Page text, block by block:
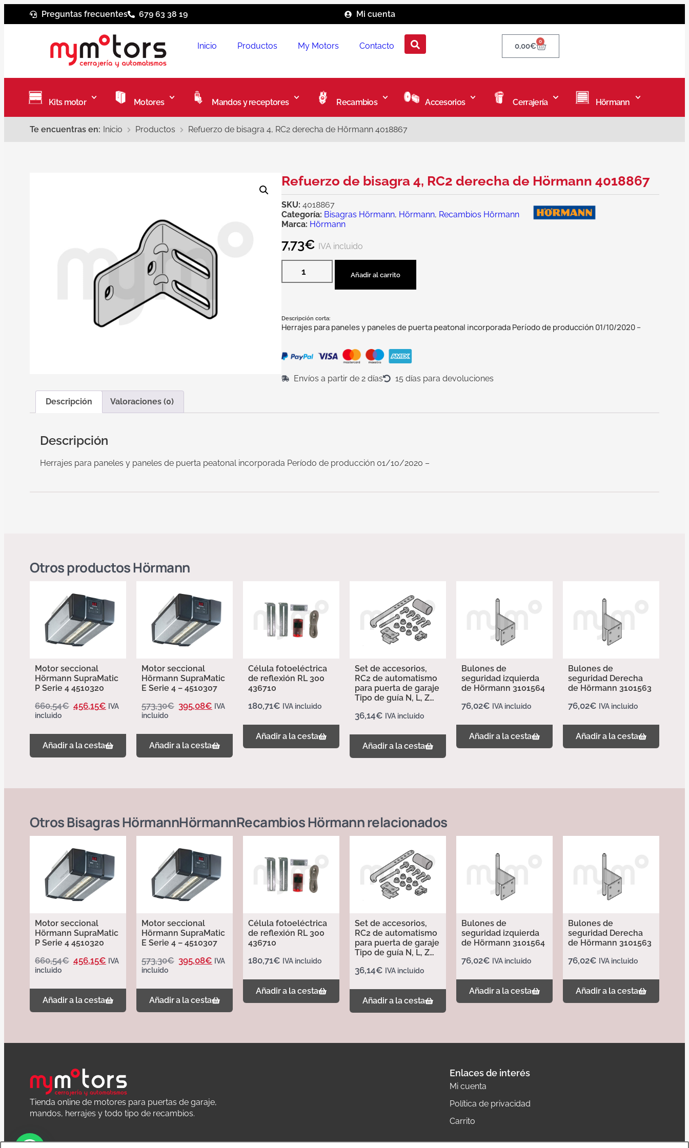
Preguntas frecuentes 679 63 38 19 Mi cuenta
Inicio Productos My Motors Contacto 0,00€ 0
Kits motor Motores Mandos y receptores Recambios Accesorios Cerrajería Hörmann
Te encuentras en: Inicio Productos Refuerzo de bisagra 4, RC2 derecha de Hörmann 4018867
Refuerzo de bisagra 4, RC2 derecha de Hörmann 4018867
SKU:4018867
Categoría: Bisagras Hörmann, Hörmann, Recambios Hörmann
Marca: Hörmann
7,73€ IVA incluido
Añadir al carrito
Descripción corta:
Herrajes para paneles y paneles de puerta peatonal incorporada Período de producción 01/10/2020 –
Envíos a partir de 2 días 15 días para devoluciones
Descripción Valoraciones (0)
Descripción
Herrajes para paneles y paneles de puerta peatonal incorporada Período de producción 01/10/2020 –
Otros productosHörmann
Motor seccional
Hörmann SupraMatic
P Serie 4 4510320
660,54€ 456,15€ IVA
incluido
Añadir a la cesta
Motor seccional
Hörmann SupraMatic
E Serie 4 – 4510307
573,30€ 395,08€ IVA
incluido
Añadir a la cesta
Célula fotoeléctrica
de reflexión RL 300
436710
180,71€ IVA incluido
Añadir a la cesta
Set de accesorios,
RC2 de automatismo
para puerta de garaje
Tipo de guía N, L, Z
36,14€ IVA incluido
Añadir a la cesta
Bulones de
seguridad izquierda
de Hörmann 3101564
76,02€ IVA incluido
Añadir a la cesta
Bulones de
seguridad Derecha
de Hörmann 3101563
76,02€ IVA incluido
Añadir a la cesta
OtrosBisagras HörmannHörmannRecambios Hörmannrelacionados
Motor seccional
Hörmann SupraMatic
P Serie 4 4510320
660,54€ 456,15€ IVA
incluido
Añadir a la cesta
Motor seccional
Hörmann SupraMatic
E Serie 4 – 4510307
573,30€ 395,08€ IVA
incluido
Añadir a la cesta
Célula fotoeléctrica
de reflexión RL 300
436710
180,71€ IVA incluido
Añadir a la cesta
Set de accesorios,
RC2 de automatismo
para puerta de garaje
Tipo de guía N, L, Z
36,14€ IVA incluido
Añadir a la cesta
Bulones de
seguridad izquierda
de Hörmann 3101564
76,02€ IVA incluido
Añadir a la cesta
Bulones de
seguridad Derecha
de Hörmann 3101563
76,02€ IVA incluido
Añadir a la cesta
Tienda online de motores para puertas de garaje,
mandos, herrajes y todo tipo de recambios.
Enlaces de interés
Mi cuenta
Política de privacidad
Carrito